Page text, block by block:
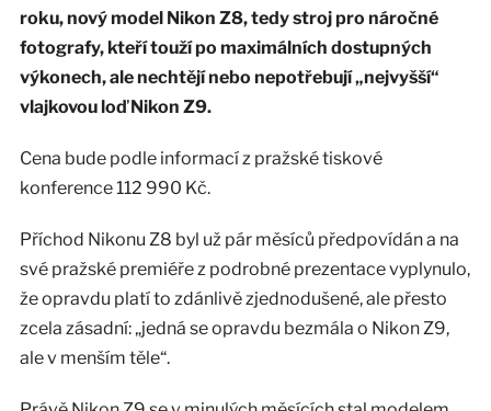
roku, nový model Nikon Z8, tedy stroj pro náročné
fotografy, kteří touží po maximálních dostupných
výkonech, ale nechtějí nebo nepotřebují „nejvyšší“
vlajkovou loď Nikon Z9.
Cena bude podle informací z pražské tiskové
konference 112 990 Kč.
Příchod Nikonu Z8 byl už pár měsíců předpovídán a na
své pražské premiéře z podrobné prezentace vyplynulo,
že opravdu platí to zdánlivě zjednodušené, ale přesto
zcela zásadní: „jedná se opravdu bezmála o Nikon Z9,
ale v menším těle“.